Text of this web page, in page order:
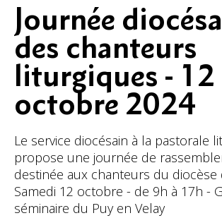
Journée
des chanteurs
liturgiques - 12
octobre 2024
Le service diocésain à la pastorale
propose une journée de
destinée aux chanteurs du diocèse
Samedi 12 octobre - de 9h à 17h -
séminaire du Puy en Velay